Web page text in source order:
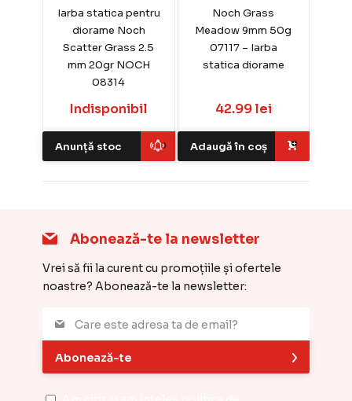
Iarba statica pentru
diorame Noch
Scatter Grass 2.5
mm 20gr NOCH
08314
Indisponibil
Anunță stoc
Noch Grass
Meadow 9mm 50g
07117 – Iarba
statica diorame
42.99 lei
Adaugă în coș
Abonează-te la newsletter
Vrei să fii la curent cu promoțiile și ofertele
noastre? Abonează-te la newsletter:
Abonează-te